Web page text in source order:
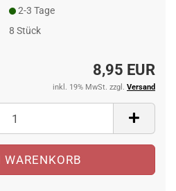
2-3 Tage
8 Stück
8,95 EUR
inkl. 19% MwSt. zzgl. Versand